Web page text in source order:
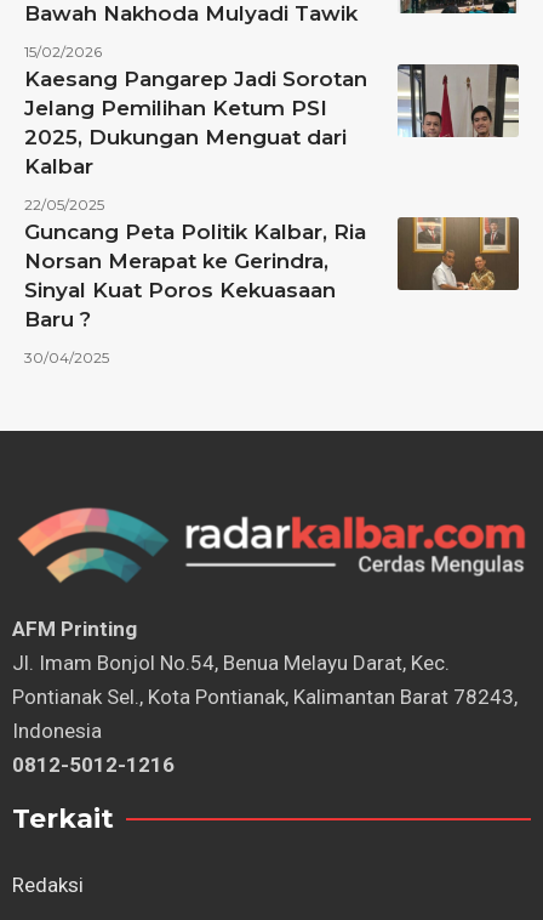
Bawah Nakhoda Mulyadi Tawik
15/02/2026
Kaesang Pangarep Jadi Sorotan
Jelang Pemilihan Ketum PSI
2025, Dukungan Menguat dari
Kalbar
22/05/2025
Guncang Peta Politik Kalbar, Ria
Norsan Merapat ke Gerindra,
Sinyal Kuat Poros Kekuasaan
Baru ?
30/04/2025
AFM Printing
⁠Jl. Imam Bonjol No.54, Benua Melayu Darat, Kec.
Pontianak Sel., Kota Pontianak, Kalimantan Barat 78243,
Indonesia
0812-5012-1216
Terkait
Redaksi